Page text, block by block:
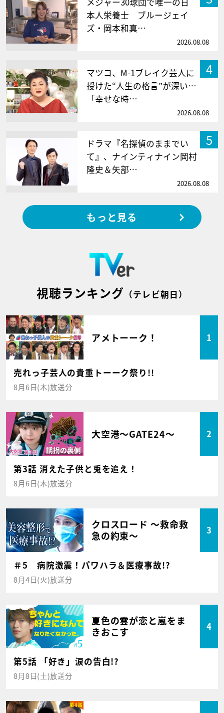
本人栄養士 ブルージェイ
ズ・岡本和真…
2026.08.08
4
マツコ、M-1ブレイク芸人に
授けた“人生の格言”が深い…
「幸せな時…
2026.08.08
5
ドラマ『名探偵のままでい
て』、ナインティナイン岡村
隆史＆矢部…
2026.08.08
もっと見る
視聴ランキング （テレビ朝日）
アメトーーク！ 1
売れっ子芸人の貴重トーーク祭り!!
8月6日(木)放送分
大空港～GATE24～ 2
第3話 消えた子供と兎を追え！
8月6日(木)放送分
クロスロード ～救命救
急の約束～
3
＃5 病院激震！パワハラ＆医療事故!?
8月4日(火)放送分
夏色の雲が恋と嵐をま
きおこす
4
第5話 「好き」涙の告白!?
8月8日(土)放送分